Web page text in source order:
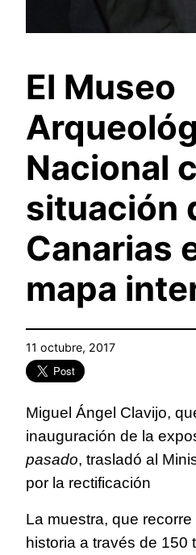
El Museo
Nacional
situación
Canarias
mapa
11 octubre, 2017
Miguel Ángel Clavijo,
inauguración de la
pasado, trasladó al
por la rectificación
La muestra, que
historia a través de 150